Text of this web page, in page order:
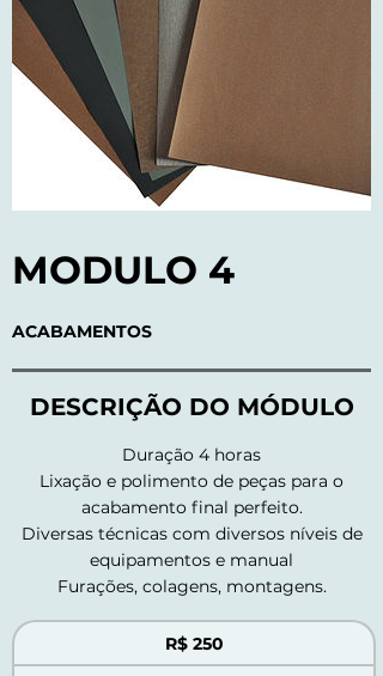
MODULO 4
ACABAMENTOS
DESCRIÇÃO DO MÓDULO
Duração 4 horas
Lixação e polimento de peças para o
acabamento final perfeito.
Diversas técnicas com diversos níveis de
equipamentos e manual
Furações, colagens, montagens.
250
Reais
R$ 250